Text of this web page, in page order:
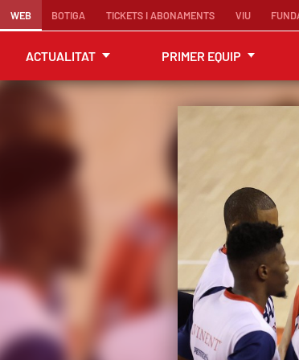
WEB BOTIGA TICKETS I ABONAMENTS VIU
ACTUALITAT PRIMER EQUIP